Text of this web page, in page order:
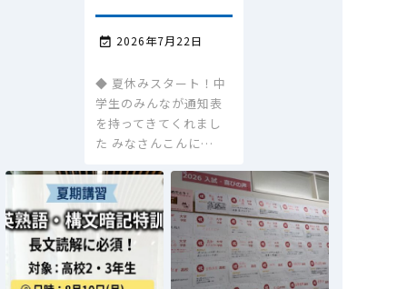
 2026年7月22日
◆ 夏休みスタート！中
学生のみんなが通知表
を持ってきてくれまし
た みなさんこんに…